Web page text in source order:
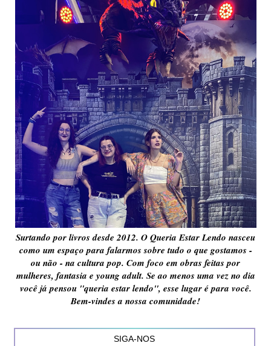
Surtando por livros desde 2012. O Queria Estar Lendo nasceu
como um espaço para falarmos sobre tudo o que gostamos -
ou não - na cultura pop. Com foco em obras feitas por
mulheres, fantasia e young adult. Se ao menos uma vez no dia
você já pensou "queria estar lendo", esse lugar é para você.
Bem-vindes a nossa comunidade!
SIGA-NOS